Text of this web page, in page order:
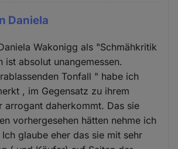
Daniela
Wakonigg als "Schmähkritik
ist absolut unangemessen.
Tonfall " habe ich
, im Gegensatz zu ihrem
arrogant daherkommt. Das sie
vorhergesehen hätten nehme ich
glaube eher das sie mit sehr